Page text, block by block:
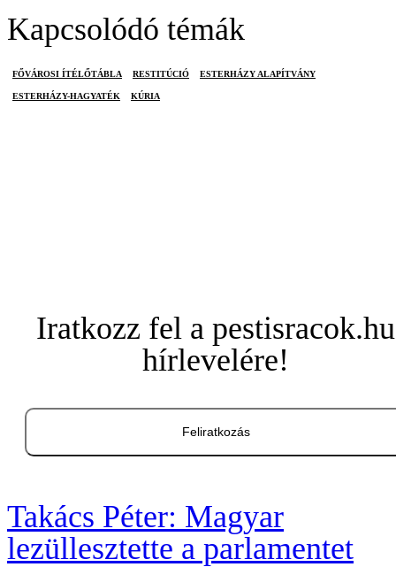
Kapcsolódó témák
FŐVÁROSI ÍTÉLŐTÁBLA RESTITÚCIÓ ESTERHÁZY ALAPÍTVÁNY
ESTERHÁZY-HAGYATÉK KÚRIA
Iratkozz fel a pestisracok.hu
hírlevelére!
Feliratkozás
Takács Péter: Magyar
lezüllesztette a parlamentet